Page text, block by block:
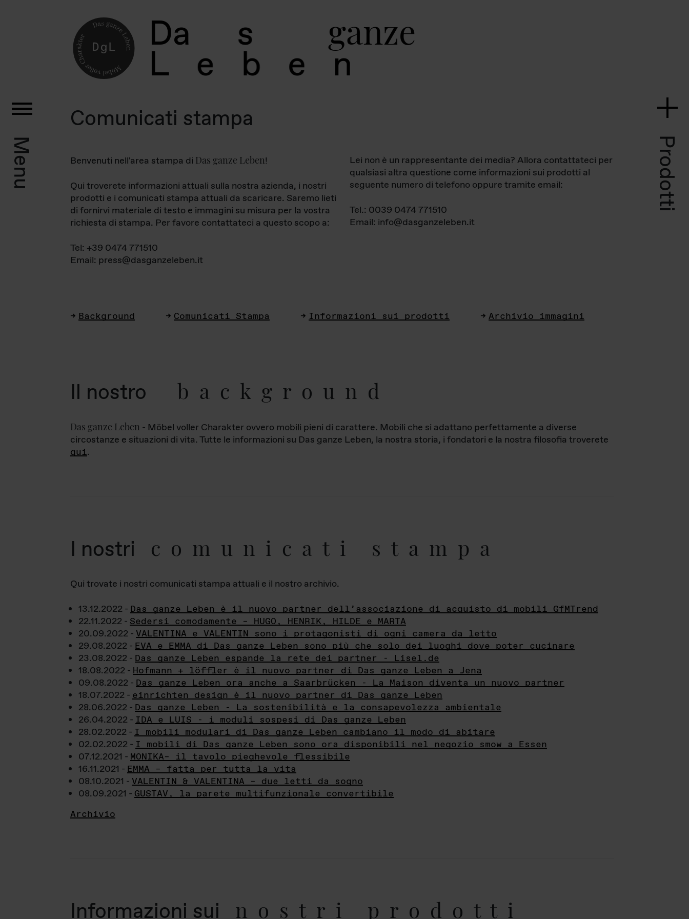
Da s ganz
L e b
Menu Prodotti
Comunicati stampa
Benvenuti nell'area stampa di Das ganze Leben!
Qui troverete informazioni attuali sulla nostra azienda, i nostri
prodotti e i comunicati stampa attuali da scaricare. Saremo lieti
di fornirvi materiale di testo e immagini su misura per la vostra
richiesta di stampa. Per favore contattateci a questo scopo a:
Tel: +39 0474 771510
Email: press@dasganzeleben.it
Lei non è un rappresentante dei media? Allora contattateci per
qualsiasi altra questione come informazioni sui prodotti al
seguente numero di telefono oppure tramite email:
Tel.: 0039 0474 771510
Email: info@dasganzeleben.it
Background Comunicati Stampa Informazioni sui prodotti Archivio immagini
Il nostro background
Das ganze Leben - Möbel voller Charakter ovvero mobili pieni di carattere. Mobili che si adattano perfettamente a diverse
circostanze e situazioni di vita. Tutte le informazioni su Das ganze Leben, la nostra storia, i fondatori e la nostra filosofia troverete
qui.
I nostri comunicati stampa
Qui trovate i nostri comunicati stampa attuali e il nostro archivio.
13.12.2022 - Das ganze Leben è il nuovo partner dell’associazione di acquisto di mobili GfMTrend
22.11.2022 - Sedersi comodamente – HUGO, HENRIK, HILDE e MARTA
20.09.2022 - VALENTINA e VALENTIN sono i protagonisti di ogni camera da letto
29.08.2022 - EVA e EMMA di Das ganze Leben sono più che solo dei luoghi dove poter cucinare
23.08.2022 - Das ganze Leben espande la rete dei partner - Lisel.de
18.08.2022 - Hofmann + löffler è il nuovo partner di Das ganze Leben a Jena
09.08.2022 - Das ganze Leben ora anche a Saarbrücken - La Maison diventa un nuovo partner
18.07.2022 - einrichten design è il nuovo partner di Das ganze Leben
28.06.2022 - Das ganze Leben - La sostenibilità e la consapevolezza ambientale
26.04.2022 - IDA e LUIS - i moduli sospesi di Das ganze Leben
28.02.2022 - I mobili modulari di Das ganze Leben cambiano il modo di abitare
02.02.2022 - I mobili di Das ganze Leben sono ora disponibili nel negozio smow a Essen
07.12.2021 - MONIKA– il tavolo pieghevole flessibile
16.11.2021 - EMMA – fatta per tutta la vita
08.10.2021 - VALENTIN & VALENTINA – due letti da sogno
08.09.2021 - GUSTAV, la parete multifunzionale convertibile
Archivio
Informazioni sui nostri prodotti